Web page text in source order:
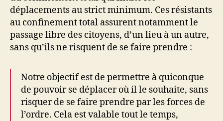
déplacements au strict minimum. Ces résistants
au confinement total assurent notamment le
passage libre des citoyens, d’un lieu à un autre,
sans qu’ils ne risquent de se faire prendre :
Notre objectif est de permettre à quiconque
de pouvoir se déplacer où il le souhaite, sans
risquer de se faire prendre par les forces de
l’ordre. Cela est valable tout le temps,